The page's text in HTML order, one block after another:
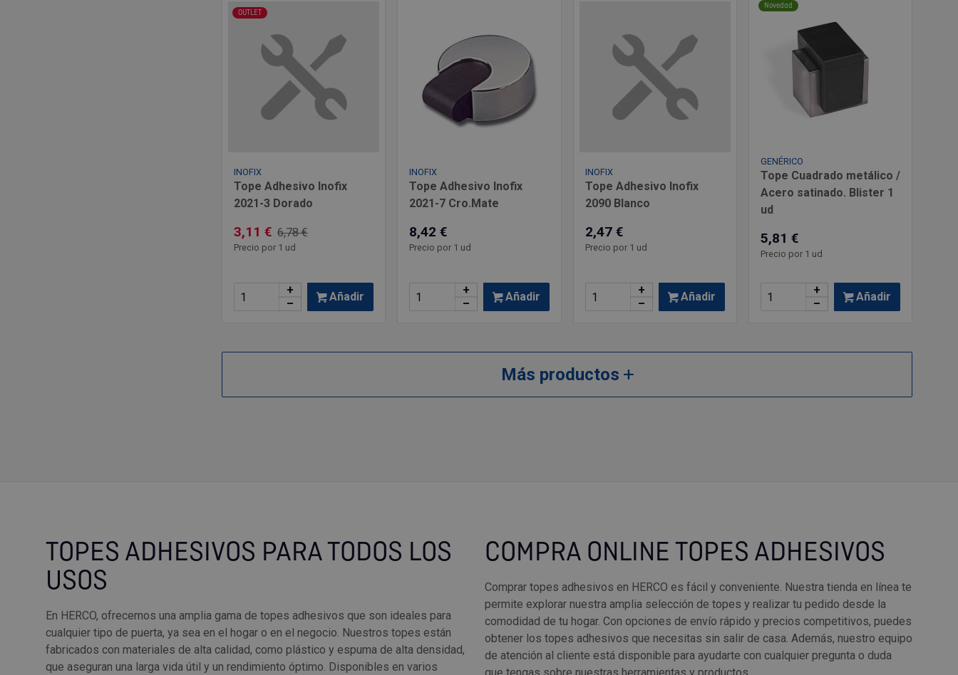
OUTLET
INOFIX
Tope Adhesivo Inofix
2021-3 Dorado
3,11 € 6,78 €
Precio por 1 ud
+
–
Añadir
INOFIX
Tope Adhesivo Inofix
2021-7 Cro.Mate
8,42 €
Precio por 1 ud
+
–
Añadir
INOFIX
Tope Adhesivo Inofix
2090 Blanco
2,47 €
Precio por 1 ud
+
–
Añadir
Novedad
GENÉRICO
Tope Cuadrado metálico /
Acero satinado. Blister 1
ud
5,81 €
Precio por 1 ud
+
–
Añadir
Más productos
TOPES ADHESIVOS PARA TODOS LOS
USOS
En HERCO, ofrecemos una amplia gama de topes adhesivos que son ideales para
cualquier tipo de puerta, ya sea en el hogar o en el negocio. Nuestros topes están
fabricados con materiales de alta calidad, como plástico y espuma de alta densidad,
que aseguran una larga vida útil y un rendimiento óptimo. Disponibles en varios
COMPRA ONLINE TOPES ADHESIVOS
Comprar topes adhesivos en HERCO es fácil y conveniente. Nuestra tienda en línea te
permite explorar nuestra amplia selección de topes y realizar tu pedido desde la
comodidad de tu hogar. Con opciones de envío rápido y precios competitivos, puedes
obtener los topes adhesivos que necesitas sin salir de casa. Además, nuestro equipo
de atención al cliente está disponible para ayudarte con cualquier pregunta o duda